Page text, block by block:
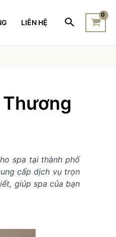
LIÊN HỆ
Thương
spa tại thành phố
cấp dịch vụ trọn
giúp spa của bạn